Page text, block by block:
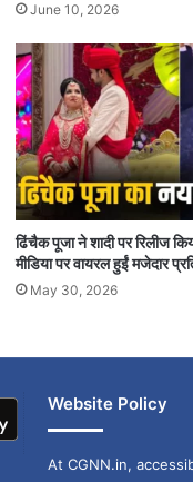
June 10, 2026
ढिंचैक पूजा ने शादी पर रिलीज
मीडिया पर वायरल हुईं मजेदार
May 30, 2026
Website Policy
At CGNN.in,